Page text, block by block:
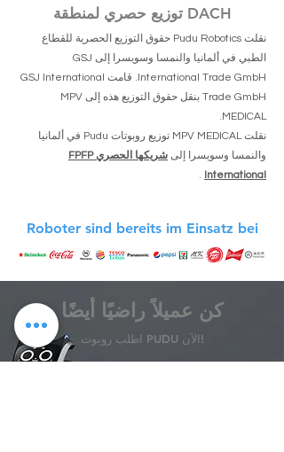
توزيع حصري لمنطقة DACH
نقلت Pudu Robotics حقوق التوزيع الحصرية للقطاع
الطبي في ألمانيا والنمسا وسويسرا إلى GSJ
International Trade GmbH. قامت GSJ International
Trade GmbH بنقل حقوق التوزيع هذه إلى MPV
MEDICAL.
نقلت MPV MEDICAL توزيع روبوتات Pudu في ألمانيا
والنمسا وسويسرا إلى
شريكها الحصري FPFP
International
.
Roboter sind bereits im Einsatz bei
كن عميلاً راضيًا أيضًا
اطلب روبوت PUDU الآن!